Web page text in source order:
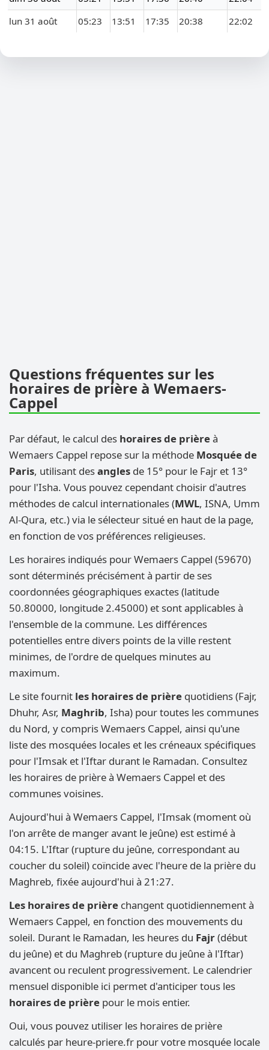
lun 31 août
05:23 13:51 17:35 20:38 22:02
Questions fréquentes sur les
horaires de prière à Wemaers-
Cappel
Par défaut, le calcul des horaires de prièreà
Wemaers Cappel repose sur la méthode Mosquée de
Paris, utilisant desangles de 15° pour le Fajr et 13°
pour l'Isha. Vous pouvez cependant choisir d'autres
méthodes de calcul internationales (MWL, ISNA, Umm
Al-Qura, etc.) via le sélecteur situé en haut de la page,
en fonction de vos préférences religieuses.
Les horaires indiqués pour Wemaers Cappel (59670)
sont déterminés précisément à partir de ses
coordonnées géographiques exactes (latitude
50.80000, longitude 2.45000) et sont applicables à
l'ensemble de la commune. Les différences
potentielles entre divers points de la ville restent
minimes, de l'ordre de quelques minutes au
maximum.
Le site fournit les horaires de prière quotidiens (Fajr,
Dhuhr, Asr, Maghrib, Isha) pour toutes les communes
du Nord, y compris Wemaers Cappel, ainsi qu'une
liste des mosquées locales et les créneaux spécifiques
pour l'Imsak et l'Iftar durant le Ramadan. Consultez
les horaires de prière à Wemaers Cappel et des
communes voisines.
Aujourd'hui à Wemaers Cappel, l'Imsak (moment où
l'on arrête de manger avant le jeûne) est estimé à
04:15. L'Iftar (rupture du jeûne, correspondant au
coucher du soleil) coïncide avec l'heure de la prière du
Maghreb, fixée aujourd'hui à 21:27.
Les horaires de prière changent quotidiennement à
Wemaers Cappel, en fonction des mouvements du
soleil. Durant le Ramadan, les heures du Fajr(début
du jeûne) et du Maghreb (rupture du jeûne à l'Iftar)
avancent ou reculent progressivement. Le calendrier
mensuel disponible ici permet d'anticiper tous les
horaires de prière pour le mois entier.
Oui, vous pouvez utiliser les horaires de prière
calculés par heure-priere.fr pour votre mosquée locale